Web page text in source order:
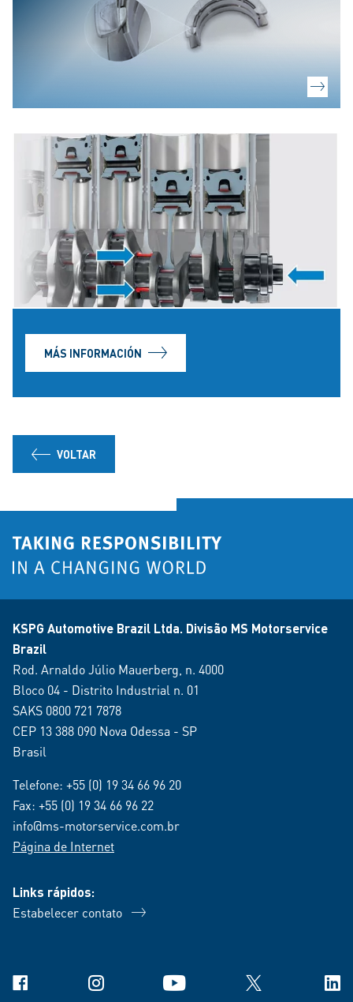
MÁS INFORMACIÓN
VOLTAR
KSPG Automotive Brazil Ltda. Divisão MS Motorservice
Brazil
Rod. Arnaldo Júlio Mauerberg, n. 4000
Bloco 04 - Distrito Industrial n. 01
SAKS 0800 721 7878
CEP 13 388 090 Nova Odessa - SP
Brasil
Telefone: +55 (0) 19 34 66 96 20
Fax: +55 (0) 19 34 66 96 22
info@ms-motorservice.com.br
Página de Internet
Links rápidos:
Estabelecer contato
Facebook Instagram YouTube X